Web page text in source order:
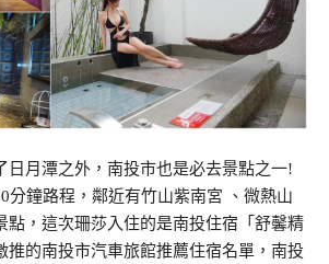
日月潭之外，南投市也是必去景點之一!
分鐘路程，鄰近有竹山紫南宮 、微熱山
點，這次珊莎入住的是南投住宿「舒馨精
推的南投市汽車旅館推薦住宿名單，南投